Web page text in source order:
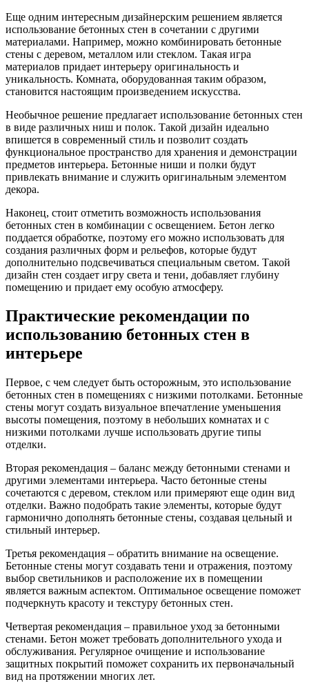
Еще одним интересным дизайнерским решением является
использование бетонных стен в сочетании с другими
материалами. Например, можно комбинировать бетонные
стены с деревом, металлом или стеклом. Такая игра
материалов придает интерьеру оригинальность и
уникальность. Комната, оборудованная таким образом,
становится настоящим произведением искусства.
Необычное решение предлагает использование бетонных стен
в виде различных ниш и полок. Такой дизайн идеально
впишется в современный стиль и позволит создать
функциональное пространство для хранения и демонстрации
предметов интерьера. Бетонные ниши и полки будут
привлекать внимание и служить оригинальным элементом
декора.
Наконец, стоит отметить возможность использования
бетонных стен в комбинации с освещением. Бетон легко
поддается обработке, поэтому его можно использовать для
создания различных форм и рельефов, которые будут
дополнительно подсвечиваться специальным светом. Такой
дизайн стен создает игру света и тени, добавляет глубину
помещению и придает ему особую атмосферу.
Практические рекомендации по
использованию бетонных стен в
интерьере
Первое, с чем следует быть осторожным, это использование
бетонных стен в помещениях с низкими потолками. Бетонные
стены могут создать визуальное впечатление уменьшения
высоты помещения, поэтому в небольших комнатах и с
низкими потолками лучше использовать другие типы
отделки.
Вторая рекомендация – баланс между бетонными стенами и
другими элементами интерьера. Часто бетонные стены
сочетаются с деревом, стеклом или примеряют еще один вид
отделки. Важно подобрать такие элементы, которые будут
гармонично дополнять бетонные стены, создавая цельный и
стильный интерьер.
Третья рекомендация – обратить внимание на освещение.
Бетонные стены могут создавать тени и отражения, поэтому
выбор светильников и расположение их в помещении
является важным аспектом. Оптимальное освещение поможет
подчеркнуть красоту и текстуру бетонных стен.
Четвертая рекомендация – правильное уход за бетонными
стенами. Бетон может требовать дополнительного ухода и
обслуживания. Регулярное очищение и использование
защитных покрытий поможет сохранить их первоначальный
вид на протяжении многих лет.